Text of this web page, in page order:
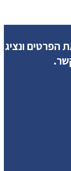
הפרטים ונציג